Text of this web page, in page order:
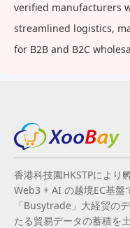
verified manufacturers
streamlined logistics,
for B2B and B2C
香港科技園HKSTPにより
Web3 + AI の越境EC基盤
「Busytrade」大経贸の
たる貿易データの蓄積を